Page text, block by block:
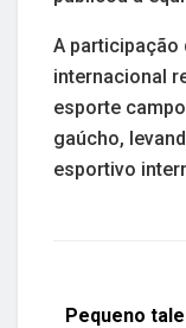
A participação
internacional
esporte
gaúcho,
esportivo
Pequeno